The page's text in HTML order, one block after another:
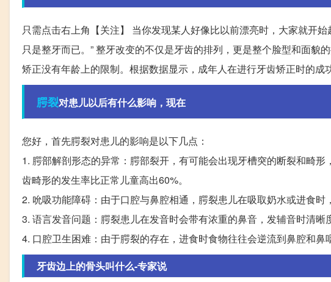
只需点击右上角【关注】 当你发现某人好像比以前漂亮时，大家就开
只是整牙而已。” 整牙改变的不仅是牙齿的排列，更是整个脸型和面
矫正没有年龄上的限制。根据数据显示，成年人在进行牙齿矫正时的成
腭裂对患儿以后有什么影响，现在
您好，首先腭裂对患儿的影响是以下几点：
1. 腭部解剖形态的异常：腭部裂开，有可能会出现牙槽突的断裂和畸
齿畸形的发生率比正常儿童高出60%。
2. 吮吸功能障碍：由于口腔与鼻腔相通，腭裂患儿在吸取奶水或进食时
3. 语言发音问题：腭裂患儿在发音时会带有浓重的鼻音，发辅音时清晰
4. 口腔卫生困难：由于腭裂的存在，进食时食物往往会逆流到鼻腔和鼻
牙齿边上的骨头叫什么-专家说